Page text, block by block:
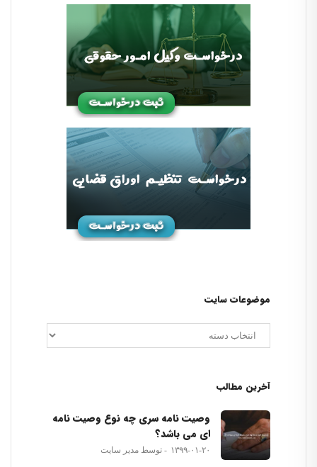
موضوعات سایت
آخرین مطالب
وصیت نامه سری چه نوع وصیت نامه
ای می باشد؟
۱۳۹۹-۰۱-۲۰ توسط مدیر سایت